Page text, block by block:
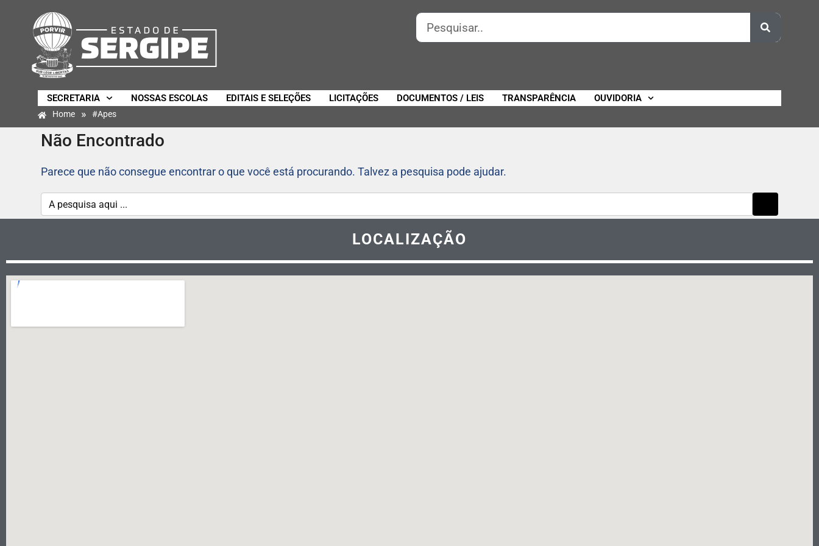
SECRETARIA NOSSAS ESCOLAS EDITAIS E SELEÇÕES LICITAÇÕES DOCUMENTOS / LEIS TRANSPARÊNCIA OUVIDORIA
Home » #Apes
Não Encontrado
Parece que não consegue encontrar o que você está procurando. Talvez a pesquisa pode ajudar.
LOCALIZAÇÃO